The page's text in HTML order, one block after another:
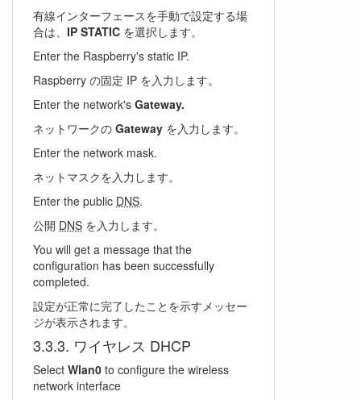
有線インターフェースを手動で設定する場
合は、 IP STATIC を選択します。
Enter the Raspberry's static IP.
Raspberry の固定 IP を入力します。
Enter the network's Gateway.
ネットワークの Gateway を入力します。
Enter the network mask.
ネットマスクを入力します。
Enter the public DNS.
公開 DNS を入力します。
You will get a message that the
configuration has been successfully
completed.
設定が正常に完了したことを示すメッセー
ジが表示されます。
ワイヤレス DHCP
Select Wlan0 to configure the wireless
network interface